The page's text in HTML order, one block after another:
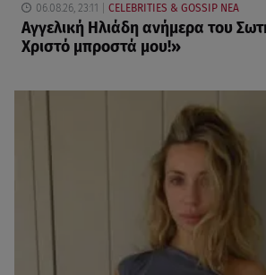
06.08.26, 23:11 CELEBRITIES & GOSSIP ΝΕΑ
Αγγελική Ηλιάδη ανήμερα του
Χριστό μπροστά μου!»